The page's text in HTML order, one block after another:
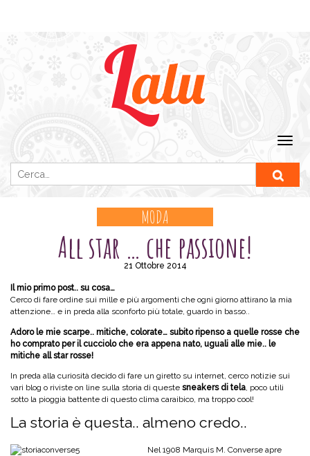
MODA
All star … che passione!
21 Ottobre 2014
Il mio primo post.. su cosa…
Cerco di fare ordine sui mille e più argomenti che ogni giorno attirano la mia
attenzione… e in preda alla sconforto più totale, guardo in basso..
Adoro le mie scarpe.. mitiche, colorate… subito ripenso a quelle rosse che
ho comprato per il cucciolo che era appena nato, uguali alle mie.. le
mitiche all star rosse!
In preda alla curiosità decido di fare un giretto su internet, cerco notizie sui
vari blog o riviste on line sulla storia di queste sneakers di tela, poco utili
sotto la pioggia battente di questo clima caraibico, ma troppo cool!
La storia è questa.. almeno credo..
Nel 1908 Marquis M. Converse apre